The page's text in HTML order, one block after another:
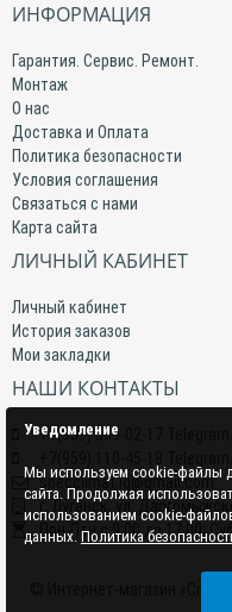
ИНФОРМАЦИЯ
Гарантия. Сервис. Ремонт.
Монтаж
О нас
Доставка и Оплата
Политика безопасности
Условия соглашения
Связаться с нами
Карта сайта
ЛИЧНЫЙ КАБИНЕТ
Личный кабинет
История заказов
Мои закладки
НАШИ КОНТАКТЫ
+7(959) 509-02-17
specclimat.lg@gmail.com
г. Луганск, ул.
Пон-Птн с 9:00 до 17:00; Суб
© Интернет-магазин
Уведомление
Мы используем cookie-файлы
сайта. Продолжая
использованием cookie-
данных. Политика